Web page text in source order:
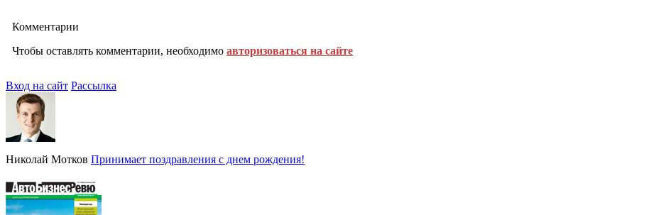
Комментарии
Чтобы оставлять комментарии, необходимо авторизоваться на сайте
Вход на сайт Рассылка
Николай Мотков Принимает поздравления с днем рождения!